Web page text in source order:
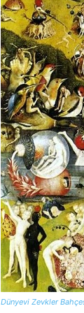
Dünyevi Zevkler